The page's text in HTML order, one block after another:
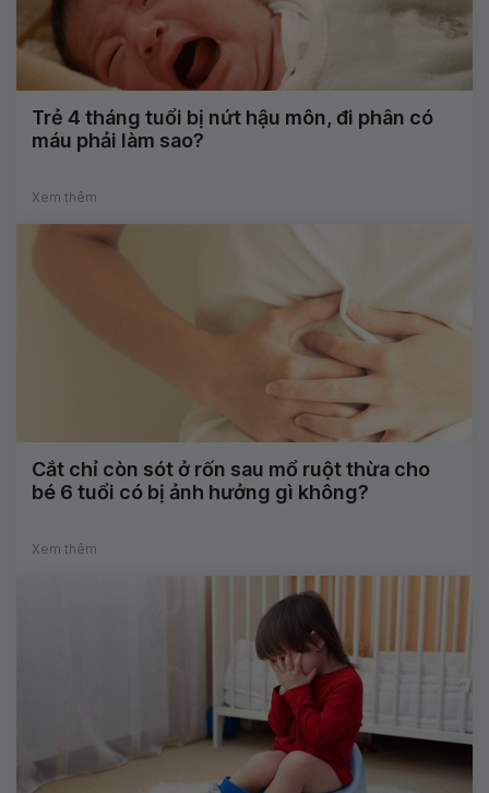
Trẻ 4 tháng tuổi bị nứt hậu môn, đi phân có
máu phải làm sao?
Xem thêm
Cắt chỉ còn sót ở rốn sau mổ ruột thừa cho
bé 6 tuổi có bị ảnh hưởng gì không?
Xem thêm